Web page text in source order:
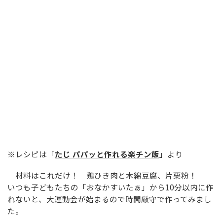
※レシピは「たじ パパッと作れる楽チン飯 」より
材料はこれだけ！ 鶏ひき肉と木綿豆腐、片栗粉！
いつも子どもたちの「おなかすいたぁ」から10分以内に作
れないと、大運動会が始まるので時間厳守で作ってみまし
た。